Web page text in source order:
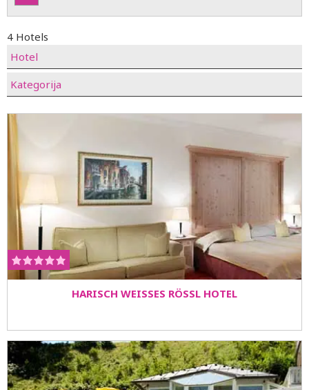
4 Hotels
Hotel
Kategorija
HARISCH WEISSES RÖSSL HOTEL